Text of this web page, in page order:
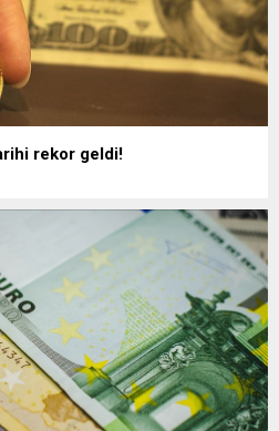
rekor geldi!